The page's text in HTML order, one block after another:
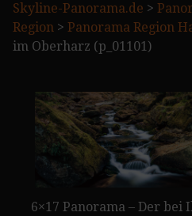
Skyline-Panorama.de >
Region > Panorama Region
im Oberharz (p_01101)
6×17 Panorama – Der bei